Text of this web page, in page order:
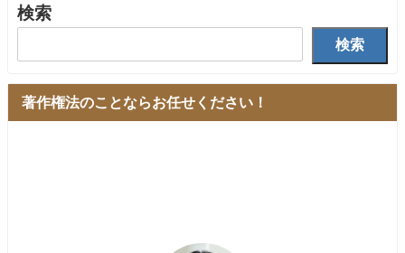
検索
検索
著作権法のことならお任せください！